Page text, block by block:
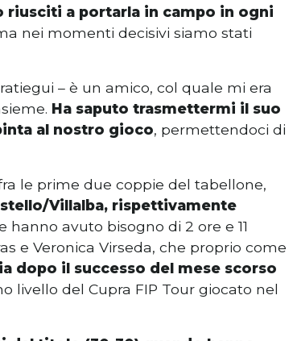
a portarla in campo in ogni
nei momenti decisivi siamo stati
– è un amico, col quale mi era
Ha saputo trasmettermi il suo
al nostro gioco, permettendoci di
le prime due coppie del tabellone,
Villalba, rispettivamente
hanno avuto bisogno di 2 ore e 11
e Veronica Virseda, che proprio come
dopo il successo del mese scorso
livello del Cupra FIP Tour giocato nel